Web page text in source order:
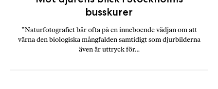
busskurer
”Naturfotografiet bär ofta på en inneboende vädjan om att
värna den biologiska mångfalden samtidigt som djurbilderna
även är uttryck för…